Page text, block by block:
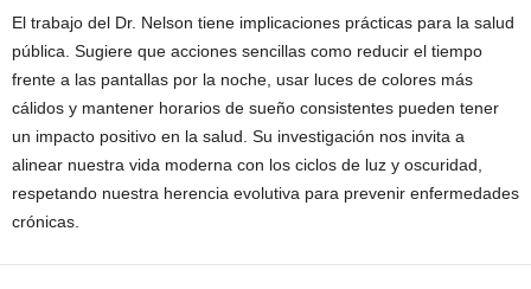
El trabajo del Dr. Nelson tiene implicaciones prácticas para la salud
pública. Sugiere que acciones sencillas como reducir el tiempo
frente a las pantallas por la noche, usar luces de colores más
cálidos y mantener horarios de sueño consistentes pueden tener
un impacto positivo en la salud. Su investigación nos invita a
alinear nuestra vida moderna con los ciclos de luz y oscuridad,
respetando nuestra herencia evolutiva para prevenir enfermedades
crónicas.